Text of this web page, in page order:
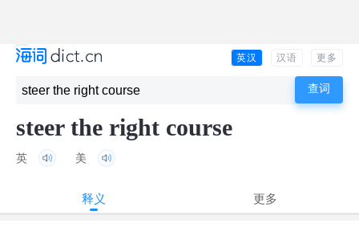
英汉 汉语 更多
steer the right course
英 美
释义 更多